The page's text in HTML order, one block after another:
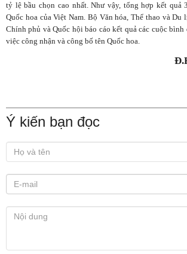
tỷ lệ bầu chọn cao nhất. Như vậy, tổng hợp kết quả
Quốc hoa của Việt Nam. Bộ Văn hóa, Thể thao và Du
Chính phủ và Quốc hội báo cáo kết quả các cuộc
việc công nhận và công bố tên Quốc hoa.
Ý kiến bạn đọc